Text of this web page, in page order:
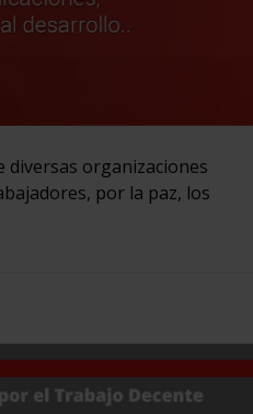
diversas organizaciones
por la paz, los